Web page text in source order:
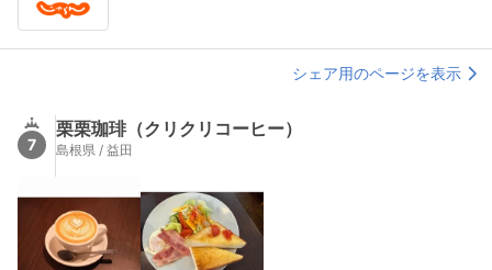
シェア用のページを表示
7
栗栗珈琲（クリクリコーヒー）
島根県 / 益田